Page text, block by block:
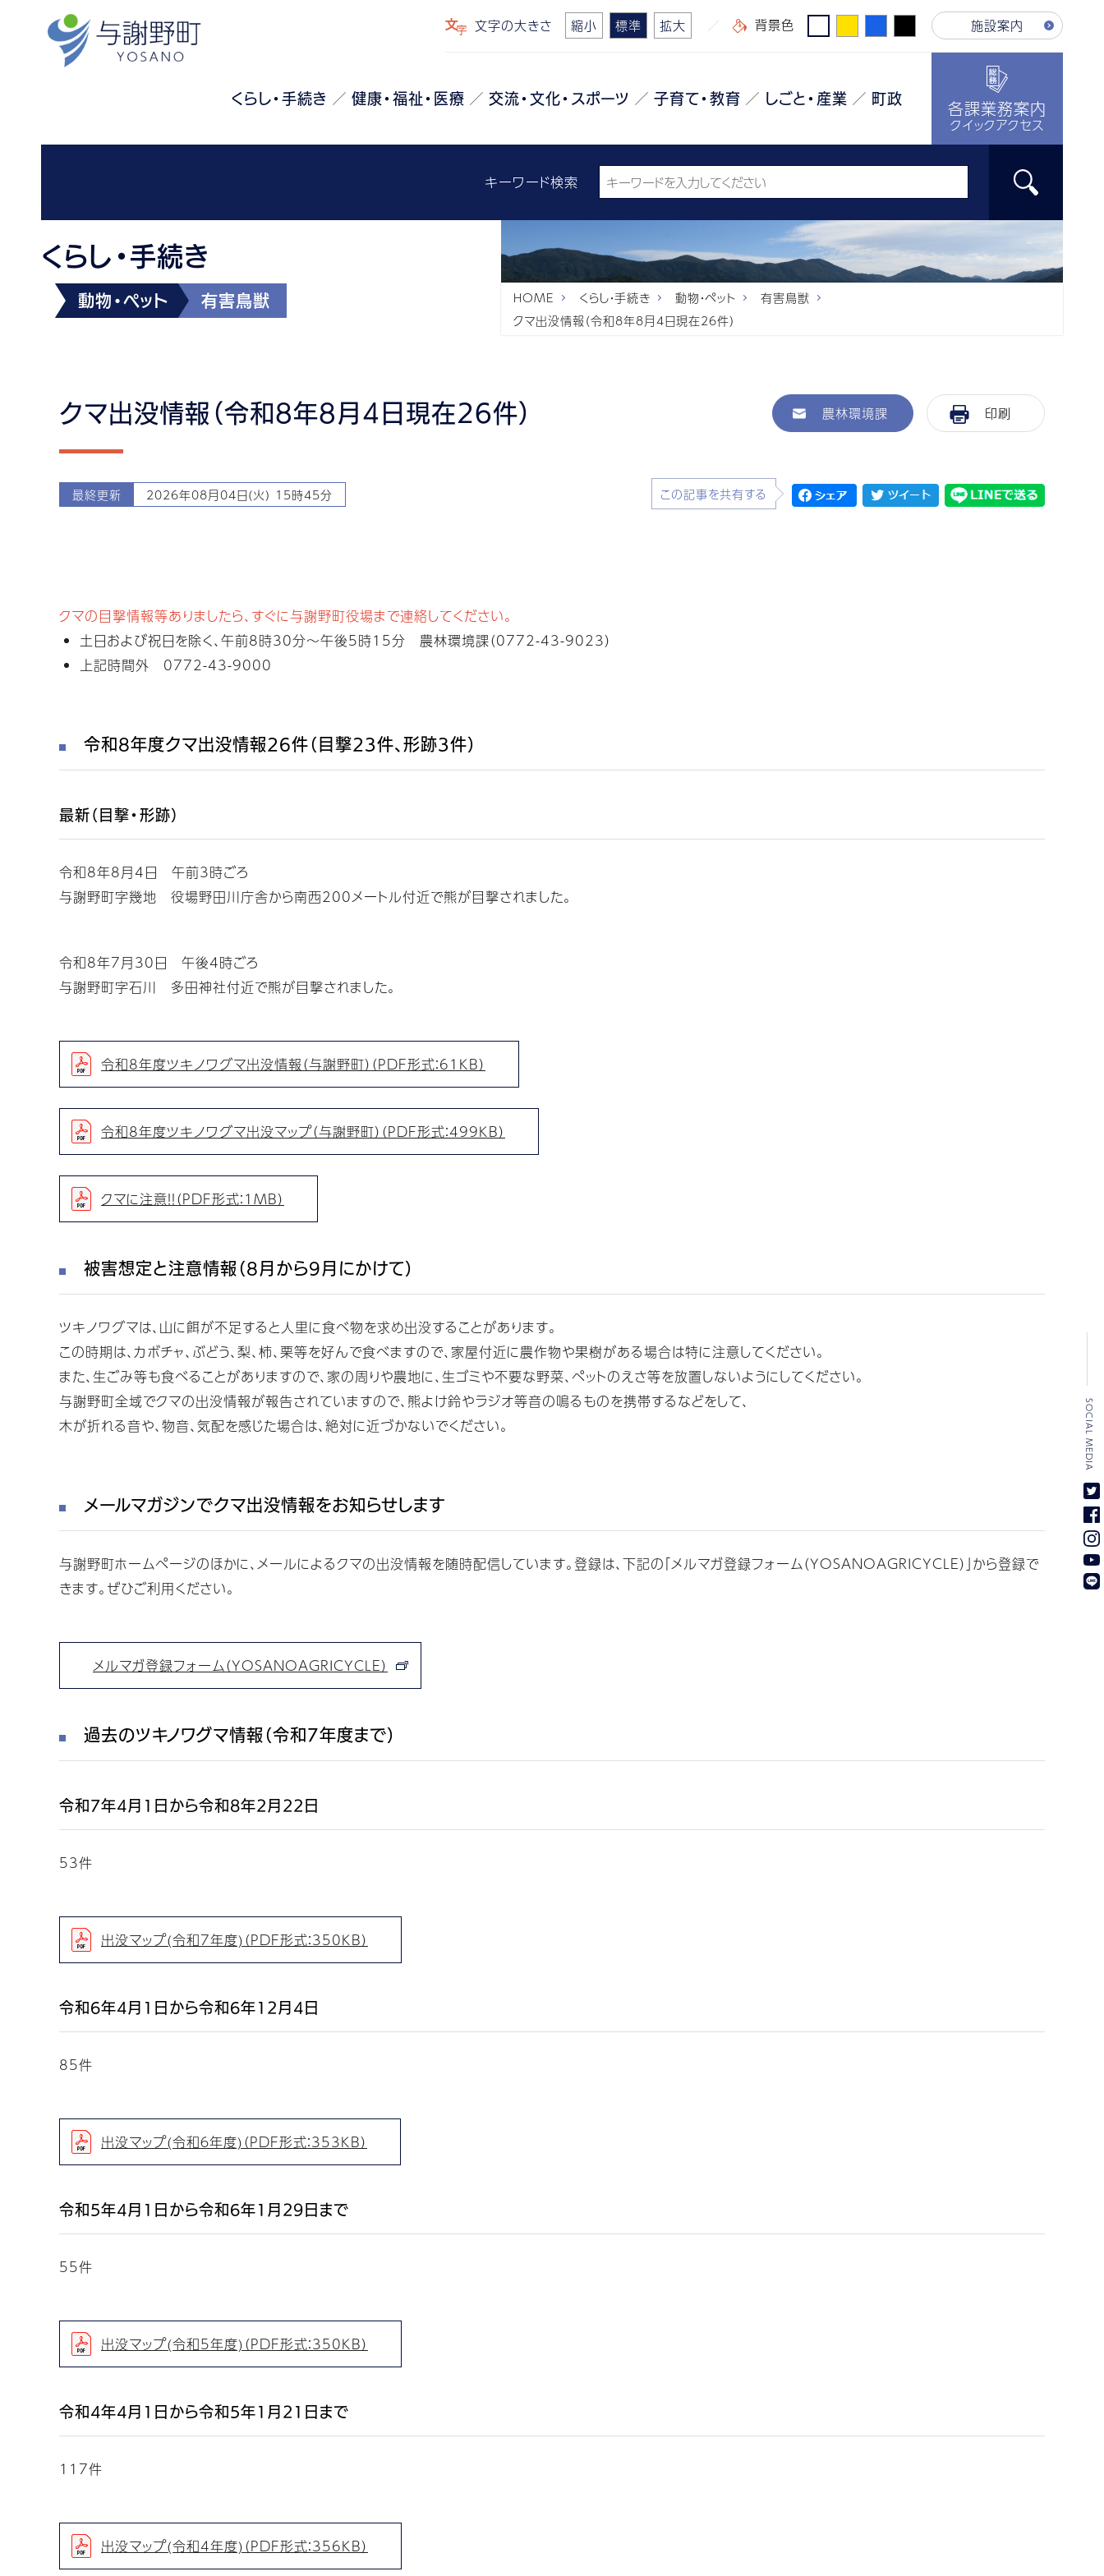
文字の大きさ 縮小 標準 拡大 背景色 施設案内
くらし・手続き 健康・福祉・医療 交流・文化・スポーツ 子育て・教育 しごと・産業 町政 各課業務案内
クイックアクセス
キーワード検索
くらし・手続き
動物・ペット 有害鳥獣 HOME くらし・手続き 動物・ペット
有害鳥獣
クマ出没情報（令和8年8月4日現在26件）
クマ出没情報（令和8年8月4日現在26件） 農林環境課 印刷
最終更新 2026年08月04日(火) 15時45分 この記事を共有する
クマの目撃情報等ありましたら、すぐに与謝野町役場まで連絡してください。
土日および祝日を除く、午前8時30分～午後5時15分 農林環境課（0772-43-9023）
上記時間外 0772-43-9000
令和8年度クマ出没情報26件（目撃23件、形跡3件）
最新（目撃・形跡）
令和8年8月4日 午前3時ごろ
与謝野町字幾地 役場野田川庁舎から南西200メートル付近で熊が目撃されました。
令和8年7月30日 午後4時ごろ
与謝野町字石川 多田神社付近で熊が目撃されました。
令和8年度ツキノワグマ出没情報（与謝野町）（PDF形式：61KB）
令和8年度ツキノワグマ出没マップ（与謝野町）（PDF形式：499KB）
クマに注意！！（PDF形式：1MB）
被害想定と注意情報（8月から9月にかけて）
ツキノワグマは、山に餌が不足すると人里に食べ物を求め出没することがあります。
この時期は、カボチャ、ぶどう、梨、柿、栗等を好んで食べますので、家屋付近に農作物や果樹がある場合は特に注意してください。
また、生ごみ等も食べることがありますので、家の周りや農地に、生ゴミや不要な野菜、ペットのえさ等を放置しないようにしてください。
与謝野町全域でクマの出没情報が報告されていますので、熊よけ鈴やラジオ等音の鳴るものを携帯するなどをして、
木が折れる音や、物音、気配を感じた場合は、絶対に近づかないでください。
メールマガジンでクマ出没情報をお知らせします
与謝野町ホームページのほかに、メールによるクマの出没情報を随時配信しています。登録は、下記の「メルマガ登録フォーム（YOSANOAGRICYCLE）」から登録で
きます。ぜひご利用ください。
メルマガ登録フォーム（YOSANOAGRICYCLE）
過去のツキノワグマ情報（令和7年度まで）
令和7年4月1日から令和8年2月22日
53件
出没マップ(令和7年度)（PDF形式：350KB）
令和6年4月1日から令和6年12月4日
85件
出没マップ(令和６年度)（PDF形式：353KB）
令和5年4月1日から令和6年1月29日まで
55件
出没マップ(令和5年度)（PDF形式：350KB）
令和4年4月1日から令和5年1月21日まで
117件
出没マップ(令和4年度)（PDF形式：356KB）
SOCIAL MEDIA